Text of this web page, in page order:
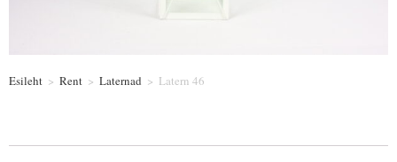
Esileht > Rent > Laternad > Latern 46